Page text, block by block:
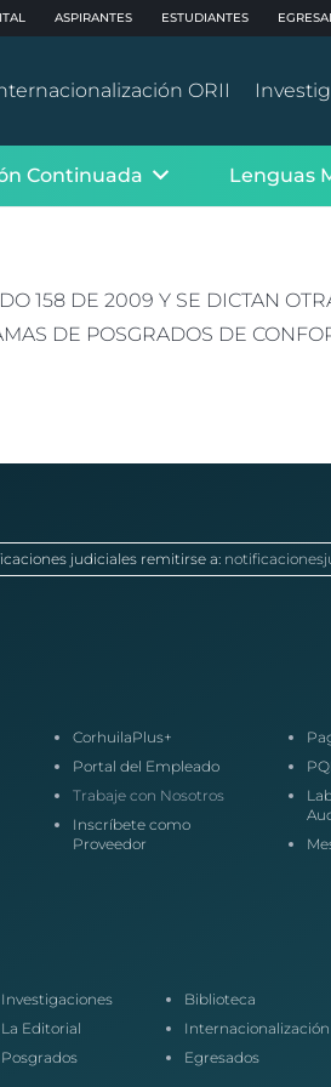
ASPIRANTES ESTUDIANTES
ORII
Continuada Lenguas
158 DE 2009 Y SE DICTAN
DE POSGRADOS DE
judiciales remitirse a:
CorhuilaPlus+
Portal del Empleado
Trabaje con Nosotros
Inscríbete como
Proveedor
Investigaciones
La Editorial
Posgrados
Biblioteca
Internacionalización
Egresados